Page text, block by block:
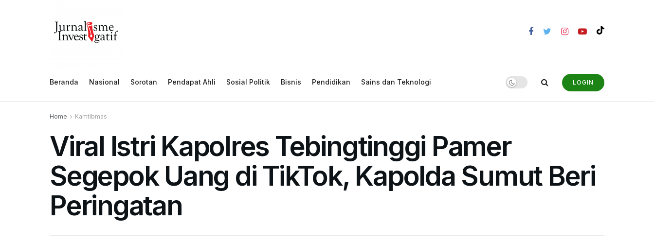
Beranda Nasional Sorotan Pendapat Ahli Sosial Politik Bisnis Pendidikan Sains dan Teknologi LOGIN
Home Kamtibmas
Viral Istri Kapolres Tebingtinggi Pamer
Segepok Uang di TikTok, Kapolda Sumut Beri
Peringatan